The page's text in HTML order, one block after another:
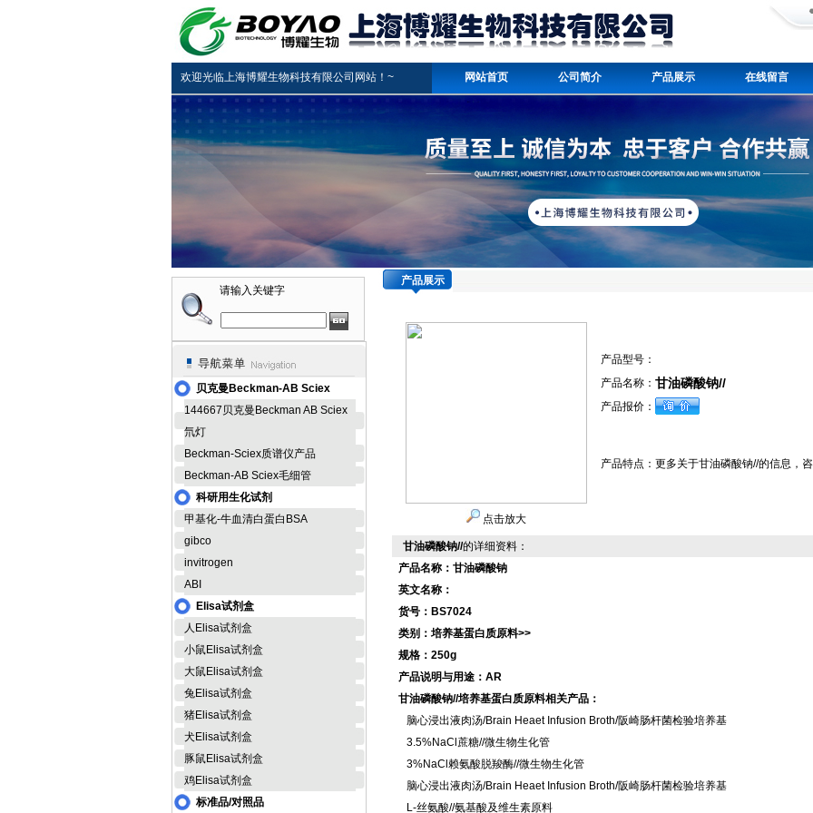
欢迎光临上海博耀生物科技有限公司网站！~ 网站首页 公司简介 产品展示 在线留言
请输入关键字
贝克曼Beckman-AB Sciex
144667贝克曼Beckman AB Sciex
氘灯
Beckman-Sciex质谱仪产品
Beckman-AB Sciex毛细管
科研用生化试剂
甲基化-牛血清白蛋白BSA
gibco
invitrogen
ABI
Elisa试剂盒
人Elisa试剂盒
小鼠Elisa试剂盒
大鼠Elisa试剂盒
兔Elisa试剂盒
猪Elisa试剂盒
犬Elisa试剂盒
豚鼠Elisa试剂盒
鸡Elisa试剂盒
标准品/对照品
产品展示
点击放大
产品型号：
产品名称： 甘油磷酸钠//
产品报价：
产品特点： 更多关于甘油磷酸钠//的信息，
甘油磷酸钠//的详细资料：
产品名称：甘油磷酸钠
英文名称：
货号：BS7024
类别：培养基蛋白质原料>>
规格：250g
产品说明与用途：AR
甘油磷酸钠//培养基蛋白质原料相关产品：
脑心浸出液肉汤/Brain Heaet Infusion Broth/阪崎肠杆菌检验培养基
3.5%NaCl蔗糖//微生物生化管
3%NaCl赖氨酸脱羧酶//微生物生化管
脑心浸出液肉汤/Brain Heaet Infusion Broth/阪崎肠杆菌检验培养基
L-丝氨酸//氨基酸及维生素原料